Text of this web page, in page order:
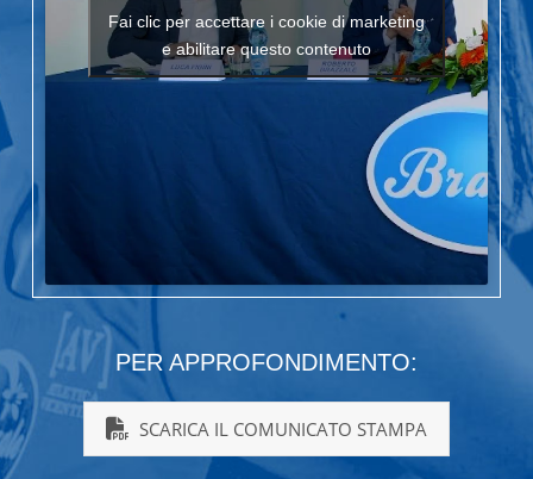
Fai clic per accettare i cookie di marketing
e abilitare questo contenuto
PER APPROFONDIMENTO:
SCARICA IL COMUNICATO STAMPA